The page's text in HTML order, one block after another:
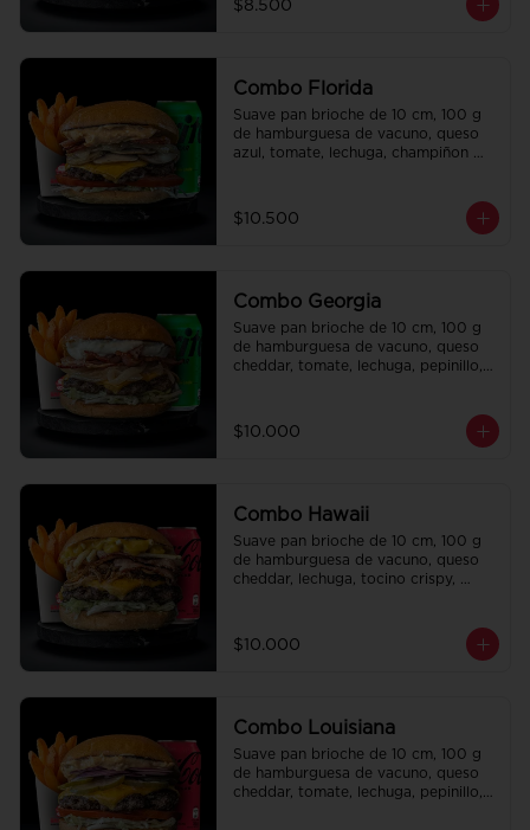
350 cc a elección.
$8.500
Combo Florida
Suave pan brioche de 10 cm, 100 g
de hamburguesa de vacuno, queso
azul, tomate, lechuga, champiñon
Papas fritas perfectamente
condimentadas, salsa de la casa de
$10.500
Combo Georgia
Suave pan brioche de 10 cm, 100 g
de hamburguesa de vacuno, queso
cheddar, tomate, lechuga, pepinillo,
condimentadas, salsa de la casa de
regalo a elección y una bebida de
$10.000
Combo Hawaii
Suave pan brioche de 10 cm, 100 g
de hamburguesa de vacuno, queso
cheddar, lechuga, tocino crispy,
perfectamente condimentadas, salsa
de la casa de regalo a elección y una
$10.000
Combo Louisiana
Suave pan brioche de 10 cm, 100 g
de hamburguesa de vacuno, queso
cheddar, tomate, lechuga, pepinillo,